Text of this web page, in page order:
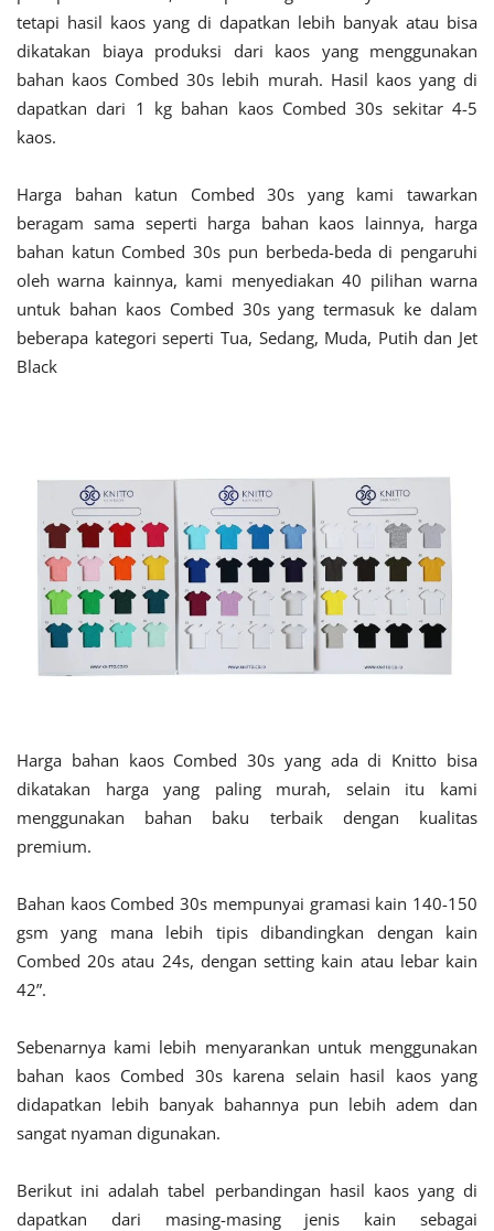
tetapi hasil kaos yang di dapatkan lebih banyak atau bisa
dikatakan biaya produksi dari kaos yang menggunakan
bahan kaos Combed 30s lebih murah. Hasil kaos yang di
dapatkan dari 1 kg bahan kaos Combed 30s sekitar 4-5
kaos.
Harga bahan katun Combed 30s yang kami tawarkan
beragam sama seperti harga bahan kaos lainnya, harga
bahan katun Combed 30s pun berbeda-beda di pengaruhi
oleh warna kainnya, kami menyediakan 40 pilihan warna
untuk bahan kaos Combed 30s yang termasuk ke dalam
beberapa kategori seperti Tua, Sedang, Muda, Putih dan Jet
Black
Harga bahan kaos Combed 30s yang ada di Knitto bisa
dikatakan harga yang paling murah, selain itu kami
menggunakan bahan baku terbaik dengan kualitas
premium.
Bahan kaos Combed 30s mempunyai gramasi kain 140-150
gsm yang mana lebih tipis dibandingkan dengan kain
Combed 20s atau 24s, dengan setting kain atau lebar kain
42”.
Sebenarnya kami lebih menyarankan untuk menggunakan
bahan kaos Combed 30s karena selain hasil kaos yang
didapatkan lebih banyak bahannya pun lebih adem dan
sangat nyaman digunakan.
Berikut ini adalah tabel perbandingan hasil kaos yang di
dapatkan dari masing-masing jenis kain sebagai